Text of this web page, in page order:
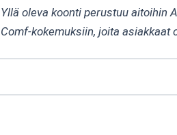
Yllä oleva koonti perustuu aitoihin
Comf-kokemuksiin, joita asiakkaat